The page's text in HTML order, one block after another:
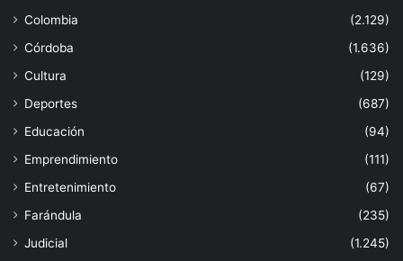
Colombia
(2.129)
Córdoba
(1.636)
Cultura
(129)
Deportes
(687)
Educación
(94)
Emprendimiento
(111)
Entretenimiento
(67)
Farándula
(235)
Judicial
(1.245)